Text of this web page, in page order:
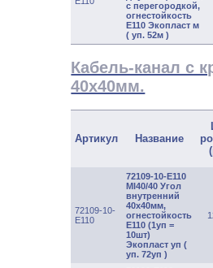
с перегородкой,
огнестойкость
E110 Экопласт м
( уп. 52м )
Кабель-канал c
40x40мм.
Артикул Название
72109-10-
E110
72109-10-E110
MI40/40 Угол
внутренний
40х40мм,
огнестойкость
Е110 (1уп =
10шт)
Экопласт уп (
уп. 72уп )